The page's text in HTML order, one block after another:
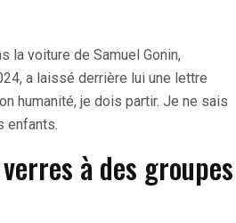
la voiture de Samuel Gonin,
a laissé derrière lui une lettre
humanité, je dois partir. Je ne sais
enfants.
à des groupes